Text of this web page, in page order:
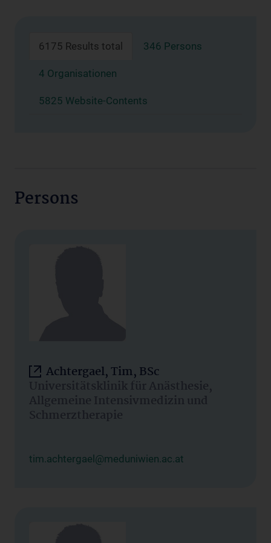
6175 Results total 346 Persons
4 Organisationen
5825 Website-Contents
Persons
Achtergael, Tim, BSc
Universitätsklinik für Anästhesie,
Allgemeine Intensivmedizin und
Schmerztherapie
tim.achtergael@meduniwien.ac.at